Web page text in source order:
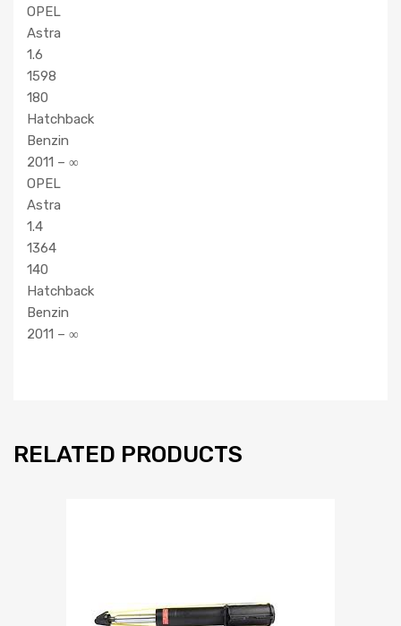
OPEL
Astra
1.6
1598
180
Hatchback
Benzin
2011 – ∞
OPEL
Astra
1.4
1364
140
Hatchback
Benzin
2011 – ∞
RELATED PRODUCTS